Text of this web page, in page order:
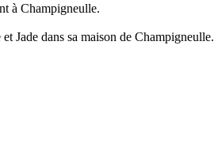
à Champigneulle.
Jade dans sa maison de Champigneulle.